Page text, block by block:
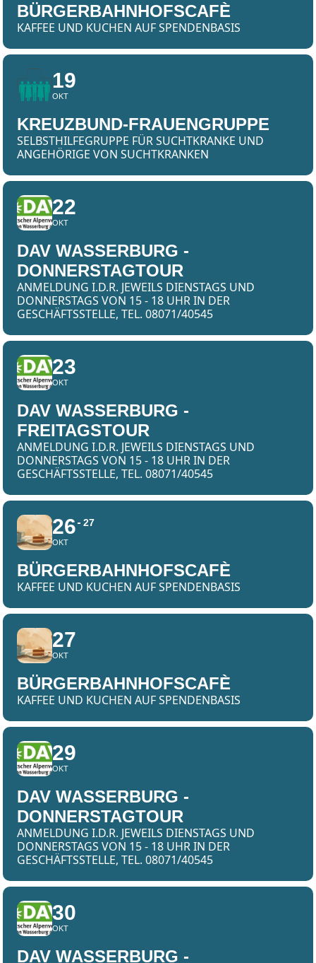
BÜRGERBAHNHOFSCAFÈ
KAFFEE UND KUCHEN AUF SPENDENBASIS
19
OKT
KREUZBUND-FRAUENGRUPPE
SELBSTHILFEGRUPPE FÜR SUCHTKRANKE UND
ANGEHÖRIGE VON SUCHTKRANKEN
22
OKT
DAV WASSERBURG -
DONNERSTAGTOUR
ANMELDUNG I.D.R. JEWEILS DIENSTAGS UND
DONNERSTAGS VON 15 - 18 UHR IN DER
GESCHÄFTSSTELLE, TEL. 08071/40545
23
OKT
DAV WASSERBURG -
FREITAGSTOUR
ANMELDUNG I.D.R. JEWEILS DIENSTAGS UND
DONNERSTAGS VON 15 - 18 UHR IN DER
GESCHÄFTSSTELLE, TEL. 08071/40545
26
OKT
27
BÜRGERBAHNHOFSCAFÈ
KAFFEE UND KUCHEN AUF SPENDENBASIS
27
OKT
BÜRGERBAHNHOFSCAFÈ
KAFFEE UND KUCHEN AUF SPENDENBASIS
29
OKT
DAV WASSERBURG -
DONNERSTAGTOUR
ANMELDUNG I.D.R. JEWEILS DIENSTAGS UND
DONNERSTAGS VON 15 - 18 UHR IN DER
GESCHÄFTSSTELLE, TEL. 08071/40545
30
OKT
DAV WASSERBURG -